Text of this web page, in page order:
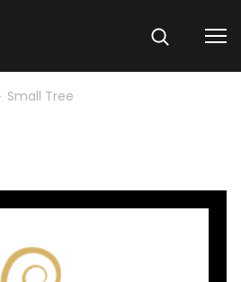
Small Tree